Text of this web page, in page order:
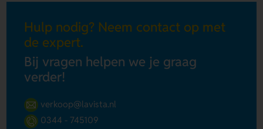
Hulp nodig? Neem contact op met
de expert.
Bij vragen helpen we je graag
verder!
verkoop@lavista.nl
0344 - 745109